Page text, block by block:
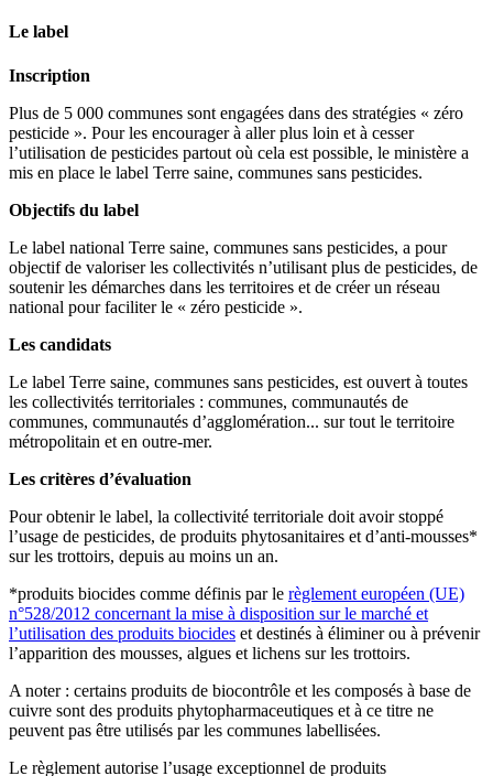
Le label
Inscription
Plus de 5 000 communes sont engagées dans des stratégies « zéro
pesticide ». Pour les encourager à aller plus loin et à cesser
l’utilisation de pesticides partout où cela est possible, le ministère a
mis en place le label Terre saine, communes sans pesticides.
Objectifs du label
Le label national Terre saine, communes sans pesticides, a pour
objectif de valoriser les collectivités n’utilisant plus de pesticides, de
soutenir les démarches dans les territoires et de créer un réseau
national pour faciliter le « zéro pesticide ».
Les candidats
Le label Terre saine, communes sans pesticides, est ouvert à toutes
les collectivités territoriales : communes, communautés de
communes, communautés d’agglomération... sur tout le territoire
métropolitain et en outre-mer.
Les critères d’évaluation
Pour obtenir le label, la collectivité territoriale doit avoir stoppé
l’usage de pesticides, de produits phytosanitaires et d’anti-mousses*
sur les trottoirs, depuis au moins un an.
*produits biocides comme définis par le règlement européen (UE)
n°528/2012 concernant la mise à disposition sur le marché et
l’utilisation des produits biocides et destinés à éliminer ou à prévenir
l’apparition des mousses, algues et lichens sur les trottoirs.
A noter : certains produits de biocontrôle et les composés à base de
cuivre sont des produits phytopharmaceutiques et à ce titre ne
peuvent pas être utilisés par les communes labellisées.
Le règlement autorise l’usage exceptionnel de produits